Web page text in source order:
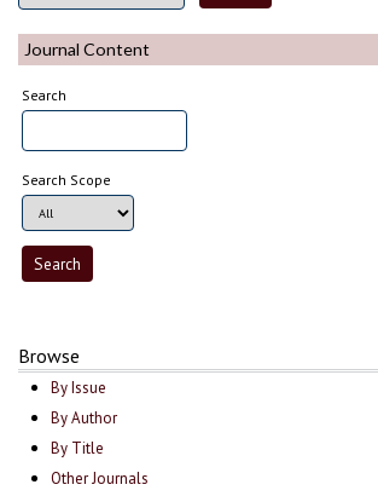
Journal Content
Search
Search Scope
Browse
By Issue
By Author
By Title
Other Journals